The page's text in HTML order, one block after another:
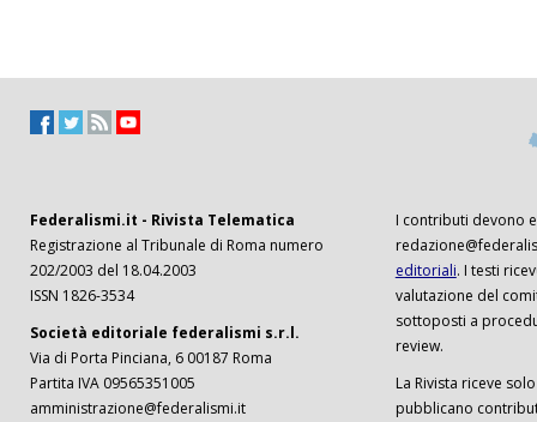
Federalismi.it - Rivista Telematica
Registrazione al Tribunale di Roma numero
202/2003 del 18.04.2003
ISSN 1826-3534
Società editoriale federalismi s.r.l.
Via di Porta Pinciana, 6 00187 Roma
Partita IVA 09565351005
amministrazione@federalismi.it
I contributi devono
editoriali. I testi
valutazione del
sottoposti a
review.
La Rivista riceve
pubblicano